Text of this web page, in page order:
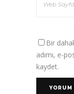
Bir
adımı, e-
kaydet.